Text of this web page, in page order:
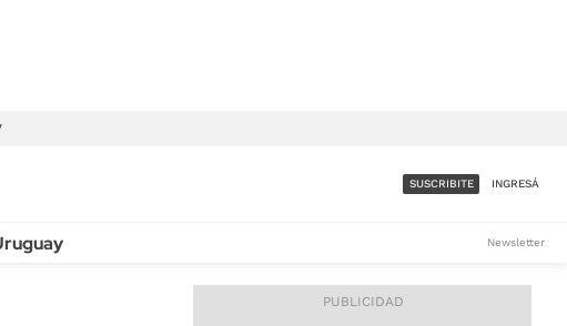
ACCESO FULL - $1.800/MES
SUSCRIBITE INGRESÁ
Newsletter